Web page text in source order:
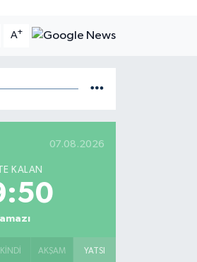
A+
07.08.2026
KALAN
İKINDI AKŞAM YATSI